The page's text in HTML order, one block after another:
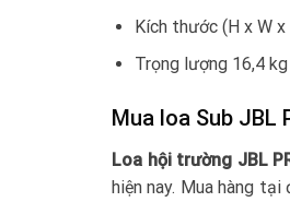
Kích thước (H x W
Trọng lượng 16,4
Mua loa Sub JBL
Loa hội trường JBL
hiện nay. Mua hàng